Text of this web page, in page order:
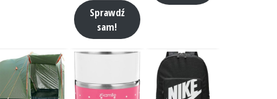
Sprawdź
sam!